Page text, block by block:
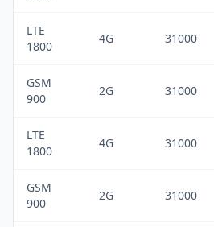
LTE
1800
4G 31000
GSM
900
2G 31000
LTE
1800
4G 31000
GSM
900
2G 31000